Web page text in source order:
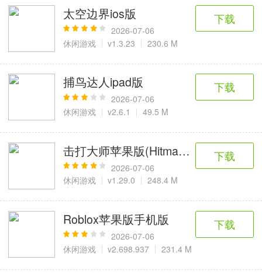
太空边界ios版
2026-07-06
休闲游戏
v1.3.23 230.6 M
下载
捕鸟达人ipad版
2026-07-06
休闲游戏
v2.6.1 49.5 M
下载
击打大师苹果版(Hitmasters)
2026-07-06
休闲游戏
v1.29.0 248.4 M
下载
Roblox苹果版手机版
2026-07-06
休闲游戏
v2.698.937 231.4 M
下载